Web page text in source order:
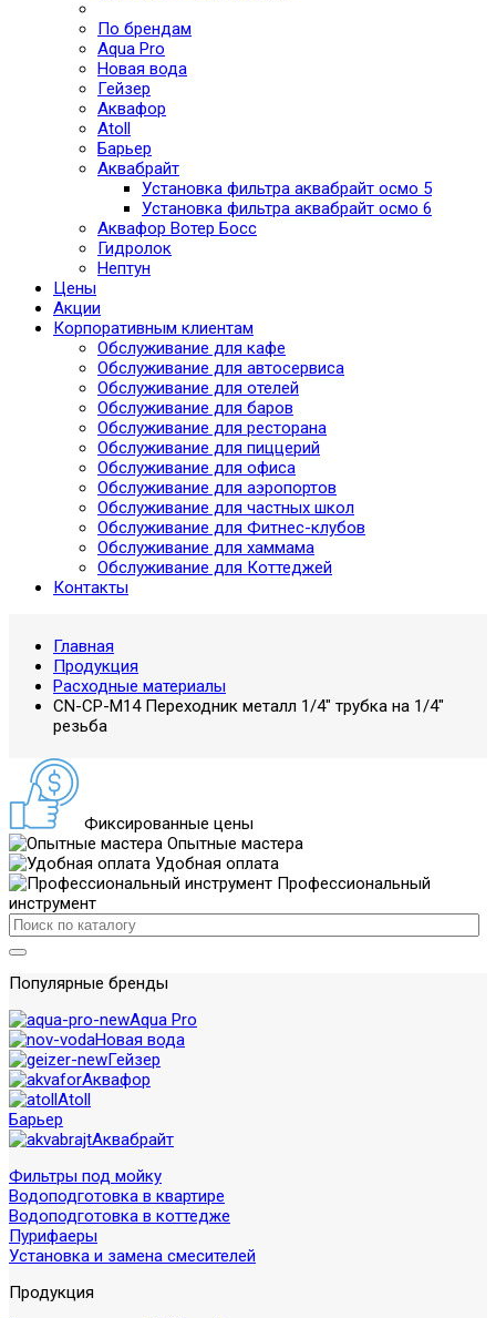
По брендам
Aqua Pro
Новая вода
Гейзер
Аквафор
Atoll
Барьер
Аквабрайт
Установка фильтра аквабрайт осмо 5
Установка фильтра аквабрайт осмо 6
Аквафор Вотер Босс
Гидролок
Нептун
Цены
Акции
Корпоративным клиентам
Обслуживание для кафе
Обслуживание для автосервиса
Обслуживание для отелей
Обслуживание для баров
Обслуживание для ресторана
Обслуживание для пиццерий
Обслуживание для офиса
Обслуживание для аэропортов
Обслуживание для частных школ
Обслуживание для Фитнес-клубов
Обслуживание для хаммама
Обслуживание для Коттеджей
Контакты
Главная
Продукция
Расходные материалы
CN-CP-M14 Переходник металл 1/4" трубка на 1/4"
резьба
Фиксированные цены
Опытные мастера
Удобная оплата
Профессиональный
инструмент
Популярные бренды
Aqua Pro
Новая вода
Гейзер
Аквафор
Atoll
Барьер
Аквабрайт
Фильтры под мойку
Водоподготовка в квартире
Водоподготовка в коттедже
Пурифаеры
Установка и замена смесителей
Продукция